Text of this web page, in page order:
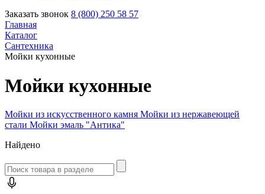
Заказать звонок 8 (800) 250 58 57
Главная
Каталог
Сантехника
Мойки кухонные
Мойки кухонные
Мойки из искусственного камня Мойки из нержавеющей
стали Мойки эмаль "Антика"
Найдено